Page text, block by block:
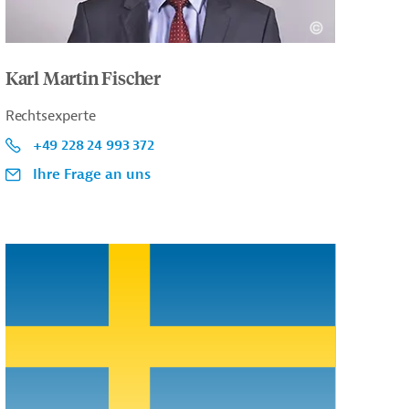
Karl Martin Fischer
Rechtsexperte
+49 228 24 993 372
Ihre Frage an uns